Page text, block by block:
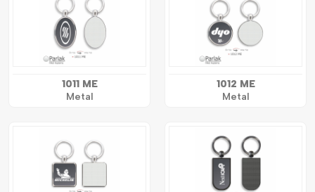
1011 ME
Metal
1012 ME
Metal